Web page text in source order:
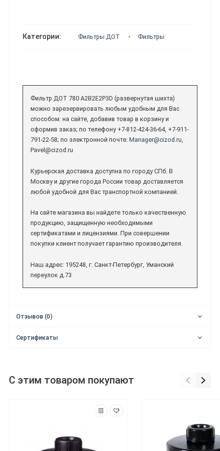
Категории: Фильтры ДОТ Фильтры
Фильтр ДОТ 780 A2B2E2P3D (развернутая шихта)
можно зарезервировать любым удобным для Вас
способом: на сайте, добавив товар в корзину и
оформив заказ; по телефону +7-812-424-36-64, +7-911-
791-22-58; по электронной почте: Manager@cizod.ru,
Pavel@cizod.ru
Курьерская доставка доступна по городу СПб. В
Москву и другие города России товар доставляется
любой удобной для Вас транспортной компанией.
На сайте магазина вы найдете только качественную
продукцию, защищенную необходимыми
сертификатами и лицензиями. При совершении
покупки клиент получает гарантию производителя.
Наш адрес: 195248, г. Санкт-Петербург, Уманский
переулок д.73
Отзывов (0)
Сертификаты
С этим товаром покупают